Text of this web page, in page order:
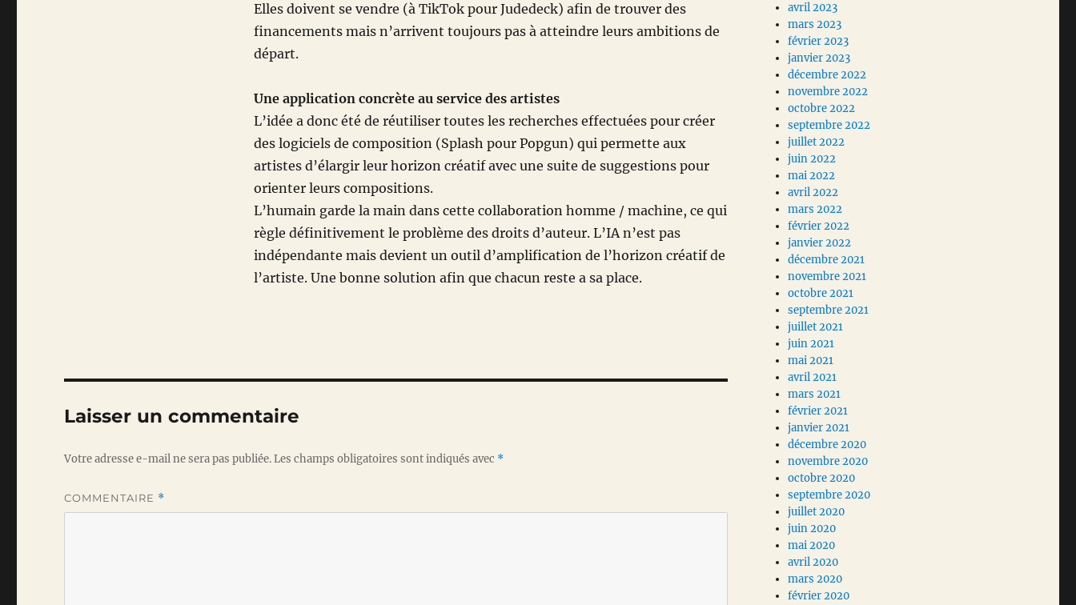
Elles doivent se vendre (à TikTok pour Judedeck) afin de trouver des
financements mais n’arrivent toujours pas à atteindre leurs ambitions de
départ.
Une application concrète au service des artistes
L’idée a donc été de réutiliser toutes les recherches effectuées pour créer
des logiciels de composition (Splash pour Popgun) qui permette aux
artistes d’élargir leur horizon créatif avec une suite de suggestions pour
orienter leurs compositions.
L’humain garde la main dans cette collaboration homme / machine, ce qui
règle définitivement le problème des droits d’auteur. L’IA n’est pas
indépendante mais devient un outil d’amplification de l’horizon créatif de
l’artiste. Une bonne solution afin que chacun reste a sa place.
Laisser un commentaire
Votre adresse e-mail ne sera pas publiée.Les champs obligatoires sont indiqués avec *
COMMENTAIRE *
avril 2023
mars 2023
février 2023
janvier 2023
décembre 2022
novembre 2022
octobre 2022
septembre 2022
juillet 2022
juin 2022
mai 2022
avril 2022
mars 2022
février 2022
janvier 2022
décembre 2021
novembre 2021
octobre 2021
septembre 2021
juillet 2021
juin 2021
mai 2021
avril 2021
mars 2021
février 2021
janvier 2021
décembre 2020
novembre 2020
octobre 2020
septembre 2020
juillet 2020
juin 2020
mai 2020
avril 2020
mars 2020
février 2020